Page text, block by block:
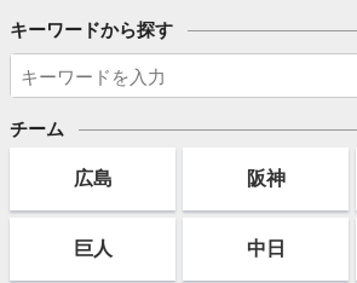
キーワードから探す
チーム
広島 阪神
巨人 中日